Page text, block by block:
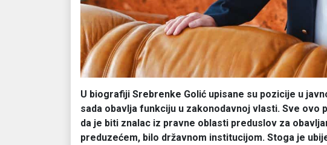
U biografiji Srebrenke Golić upisane su pozicije u
sada obavlja funkciju u zakonodavnoj vlasti. Sve ovo
da je biti znalac iz pravne oblasti preduslov za
preduzećem, bilo državnom institucijom. Stoga je